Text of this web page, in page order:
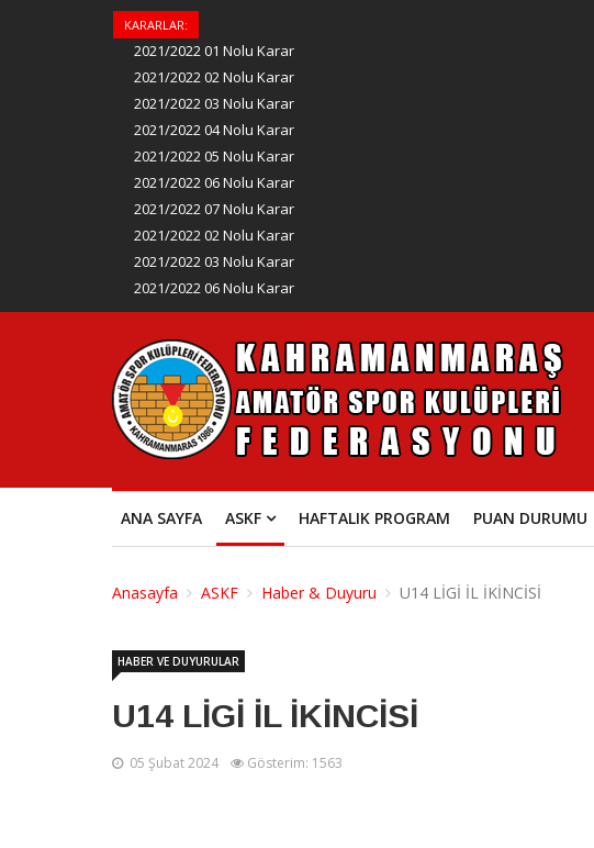
KARARLAR:
2021/2022 01 Nolu Karar
2021/2022 02 Nolu Karar
2021/2022 03 Nolu Karar
2021/2022 04 Nolu Karar
2021/2022 05 Nolu Karar
2021/2022 06 Nolu Karar
2021/2022 07 Nolu Karar
2021/2022 02 Nolu Karar
2021/2022 03 Nolu Karar
2021/2022 06 Nolu Karar
ANA SAYFA ASKF HAFTALIK PROGRAM PUAN DURUMU
Anasayfa ASKF Haber & Duyuru U14 LİGİ İL İKİNCİSİ
U14 LİGİ İL İKİNCİSİ
HABER VE DUYURULAR
05 Şubat 2024 Gösterim: 1563